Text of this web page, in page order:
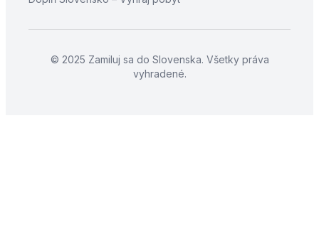
© 2025 Zamiluj sa do Slovenska. Všetky práva
vyhradené.